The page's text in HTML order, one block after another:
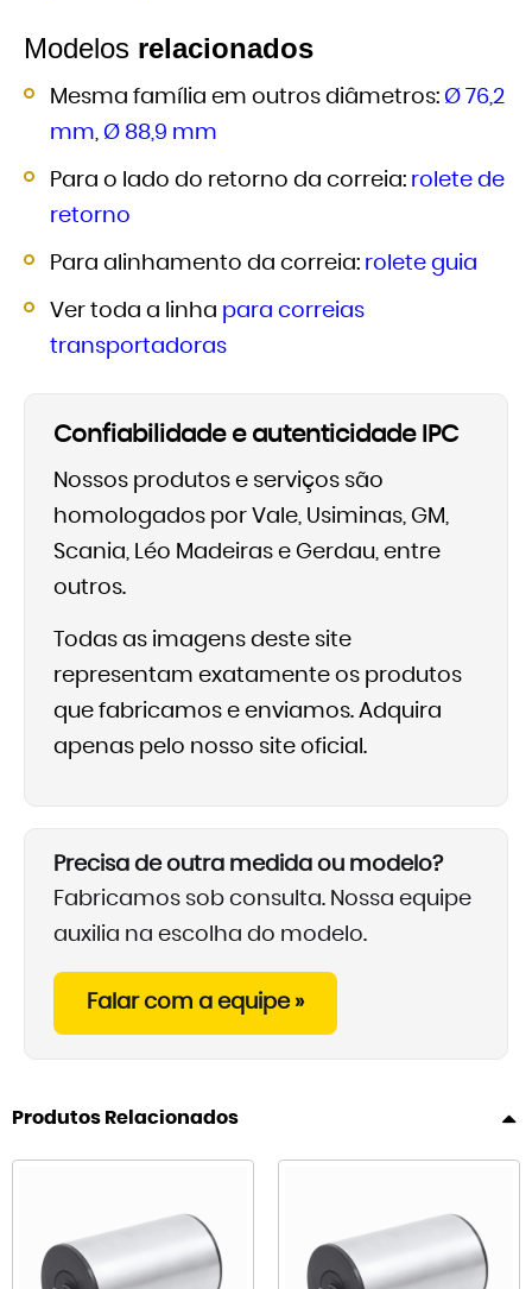
Modelos relacionados
Mesma família em outros diâmetros: Ø 76,2
mm, Ø 88,9 mm
Para o lado do retorno da correia: rolete de
retorno
Para alinhamento da correia: rolete guia
Ver toda a linha para correias
transportadoras
Confiabilidade e autenticidade IPC
Nossos produtos e serviços são
homologados por Vale, Usiminas, GM,
Scania, Léo Madeiras e Gerdau, entre
outros.
Todas as imagens deste site
representam exatamente os produtos
que fabricamos e enviamos. Adquira
apenas pelo nosso site oficial.
Precisa de outra medida ou modelo?
Fabricamos sob consulta. Nossa equipe
auxilia na escolha do modelo.
Falar com a equipe »
Produtos Relacionados